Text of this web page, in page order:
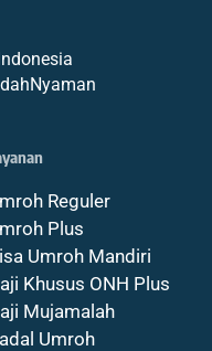
Reguler
Plus
Umroh Mandiri
Khusus ONH Plus
Mujamalah
Umroh